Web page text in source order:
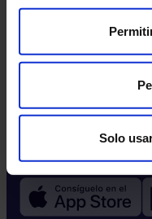
Solo
Contacta con nosotros
Citación telefónica
800 088 050